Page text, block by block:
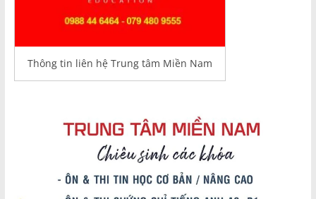
Thông tin liên hệ Trung tâm Miền Nam